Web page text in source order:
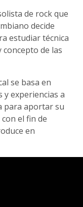
de rock que
decide
estudiar técnica
de las
se basa en
y experiencias a
para aportar su
el fin de
en